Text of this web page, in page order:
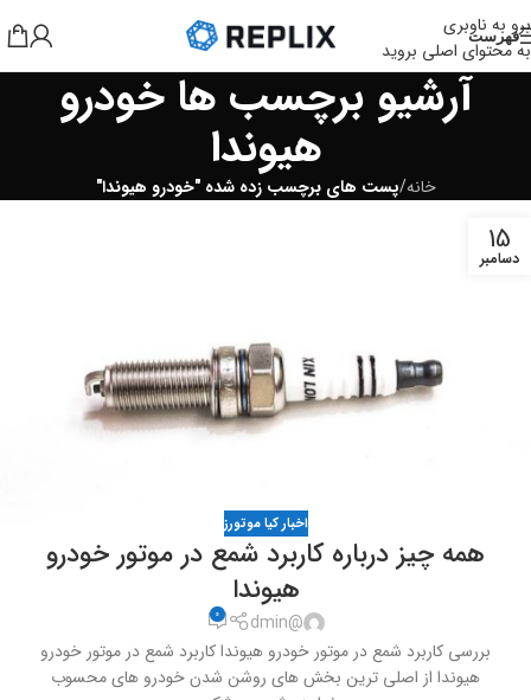
برو به ناوبری
به محتوای اصلی بروید
فهرست
آرشیو برچسب ها خودرو
هیوندا
خانه/پست های برچسب زده شده "خودرو هیوندا"
15
دسامبر
اخبار کیا موتورز
همه چیز درباره کاربرد شمع در موتور خودرو
هیوندا
@dmin
0
بررسی کاربرد شمع در موتور خودرو هیوندا کاربرد شمع در موتور خودرو
هیوندا از اصلی ترین بخش های روشن شدن خودرو های محسوب